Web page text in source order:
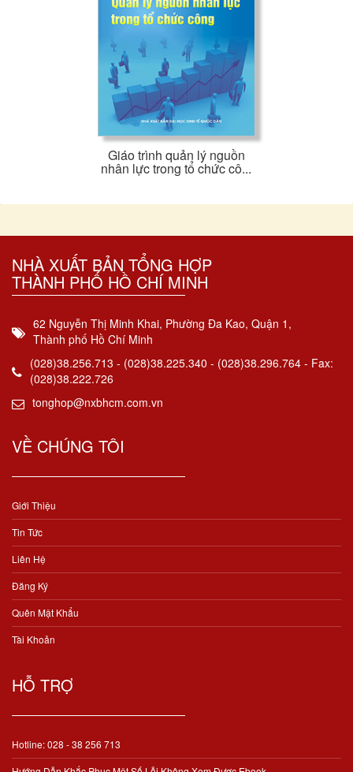
Giáo trình quản lý nguồn
nhân lực trong tổ chức cô...
NHÀ XUẤT BẢN TỔNG HỢP
THÀNH PHỐ HỒ CHÍ MINH
62 Nguyễn Thị Minh Khai, Phường Đa Kao, Quận 1,
Thành phố Hồ Chí Minh
(028)38.256.713 - (028)38.225.340 - (028)38.296.764 - Fax:
(028)38.222.726
tonghop@nxbhcm.com.vn
VỀ CHÚNG TÔI
Giới Thiệu
Tin Tức
Liên Hệ
Đăng Ký
Quên Mật Khẩu
Tài Khoản
HỖ TRỢ
Hotline: 028 - 38 256 713